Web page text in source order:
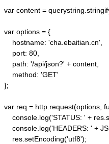
var content =
var options = {
    hostname: 'cha.ebaitian.cn',
    port: 80,
    path: '/api/json?' + content,
    method: 'GET'
};
var req = http.request(options,
console.log('STATUS: ' +
console.log('HEADERS: ' +
    res.setEncoding('utf8');